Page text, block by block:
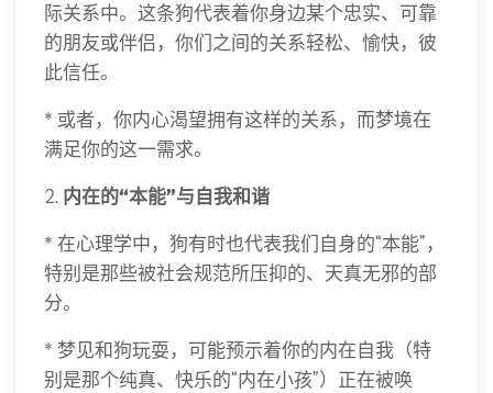
际关系中。这条狗代表着你身边某个忠实、可靠
的朋友或伴侣，你们之间的关系轻松、愉快，彼
此信任。
* 或者，你内心渴望拥有这样的关系，而梦境在
满足你的这一需求。
2. 内在的“本能”与自我和谐
* 在心理学中，狗有时也代表我们自身的“本能”，
特别是那些被社会规范所压抑的、天真无邪的部
分。
* 梦见和狗玩耍，可能预示着你的内在自我（特
别是那个纯真、快乐的“内在小孩”）正在被唤